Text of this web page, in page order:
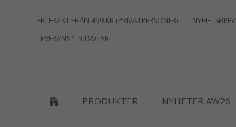
FRI FRAKT FRÅN 499 KR (PRIVATPERSONER)
NYHETSBREV
LEVERANS 1-3 DAGAR
PRODUKTER NYHETER AW26